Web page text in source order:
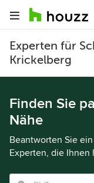
Experten für
Krickelberg
Finden Sie
Nähe
Beantworten Sie
Experten, die Ihnen